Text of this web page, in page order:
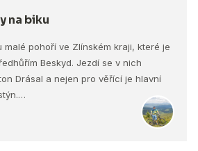
na biku
malé pohoří ve Zlínském kraji, které je
Beskyd. Jezdí se v nich
Drásal a nejen pro věřící je hlavní